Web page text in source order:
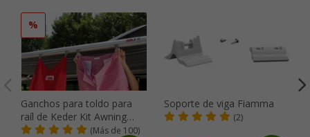
%
Ganchos para toldo para
raíl de Keder Kit Awning
Hangers Fiamma(Más de 100)
Soporte de viga Fiamma
(2)